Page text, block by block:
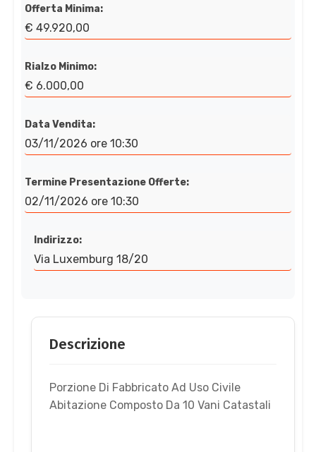
Offerta Minima:
€ 49.920,00
Rialzo Minimo:
€ 6.000,00
Data Vendita:
03/11/2026 ore 10:30
Termine Presentazione Offerte:
02/11/2026 ore 10:30
Indirizzo:
Via Luxemburg 18/20
Descrizione
Porzione Di Fabbricato Ad Uso Civile
Abitazione Composto Da 10 Vani Catastali